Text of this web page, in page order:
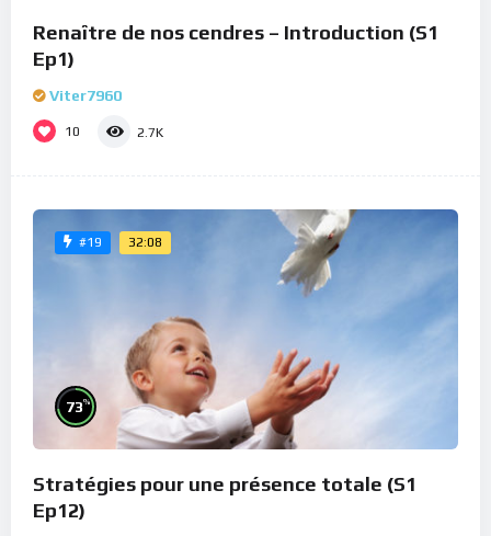
Renaître de nos cendres – Introduction (S1
Ep1)
Viter7960
10 2.7K
#19 32:08
73%
Stratégies pour une présence totale (S1
Ep12)